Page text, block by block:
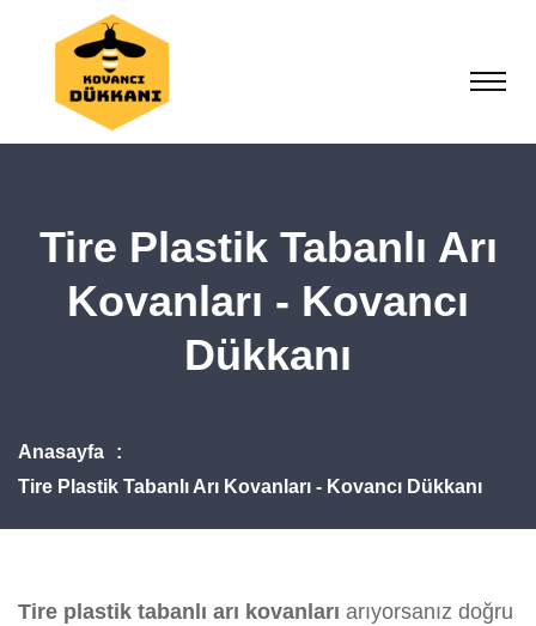
Tire Plastik Tabanlı Arı
Kovanları - Kovancı
Dükkanı
Anasayfa
Tire Plastik Tabanlı Arı Kovanları - Kovancı Dükkanı
Tire plastik tabanlı arı kovanları arıyorsanız doğru